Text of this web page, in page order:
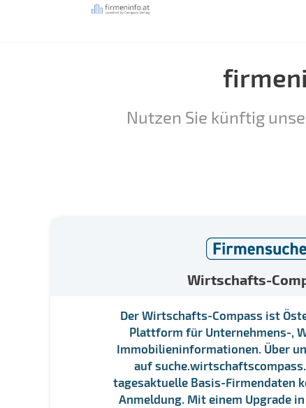
Nutzen Sie künftig
Wirtschafts-
Der Wirtschafts-Compass ist
Plattform für Unternehmens-,
Immobilieninformationen. Über
auf
tagesaktuelle Basis-Firmendaten
Anmeldung. Mit einem Upgrade